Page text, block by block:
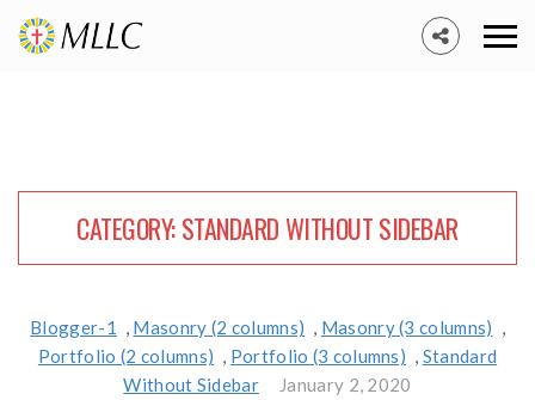
CATEGORY:STANDARD WITHOUT SIDEBAR
Blogger-1 , Masonry (2 columns) , Masonry (3 columns) ,
Portfolio (2 columns) , Portfolio (3 columns) , Standard
Without Sidebar
January 2, 2020